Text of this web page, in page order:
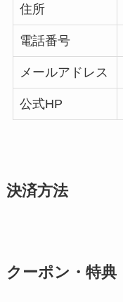
住所
電話番号
メールアドレス
公式HP
決済方法
クーポン・特典